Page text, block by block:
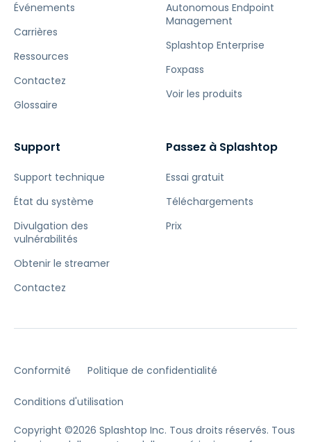
Événements
Carrières
Ressources
Contactez
Glossaire
Autonomous Endpoint
Management
Splashtop Enterprise
Foxpass
Voir les produits
Support
Support technique
État du système
Divulgation des
vulnérabilités
Obtenir le streamer
Contactez
Passez à Splashtop
Essai gratuit
Téléchargements
Prix
Conformité Politique de confidentialité
Conditions d'utilisation
Copyright ©2026 Splashtop Inc. Tous droits réservés. Tous